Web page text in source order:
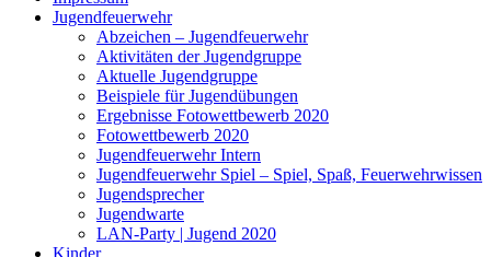
Jugendfeuerwehr
Abzeichen – Jugendfeuerwehr
Aktivitäten der Jugendgruppe
Aktuelle Jugendgruppe
Beispiele für Jugendübungen
Ergebnisse Fotowettbewerb 2020
Fotowettbewerb 2020
Jugendfeuerwehr Intern
Jugendfeuerwehr Spiel – Spiel, Spaß, Feuerwehrwissen
Jugendsprecher
Jugendwarte
LAN-Party | Jugend 2020